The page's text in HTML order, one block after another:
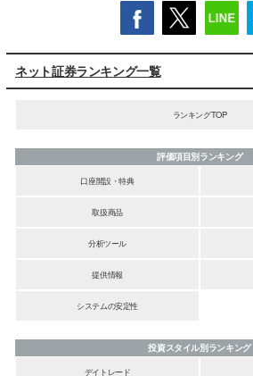
ネット証券ランキング一覧
ランキングTOP
評価項目別ランキング
口座開設・特典
取扱商品
分析ツール
提供情報
システムの安定性
投資スタイル別ランキング
デイトレード